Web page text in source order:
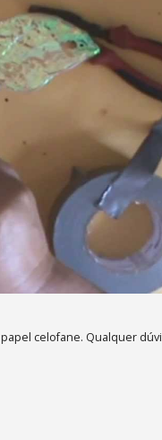
celofane. Qualquer